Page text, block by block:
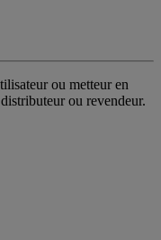
ou metteur en
ou revendeur.